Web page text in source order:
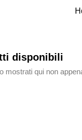
disponibili
mostrati qui non